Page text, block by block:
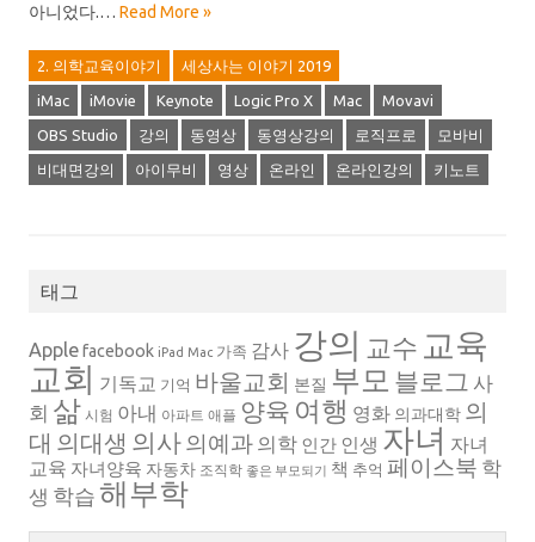
아니었다.… Read More »
2. 의학교육이야기 세상사는 이야기 2019
iMac iMovie Keynote Logic Pro X Mac Movavi
OBS Studio 강의 동영상 동영상강의 로직프로 모바비
비대면강의 아이무비 영상 온라인 온라인강의 키노트
태그
Applefacebook iPad Mac 가족 감사 강의 교수 교육
교회 기독교 기억 바울교회 본질 부모 블로그 사
회 삶 시험 아내 아파트 애플 양육 여행 영화 의과대학 의
대 의대생 의사의예과 의학 인간 인생 자녀 자녀
교육 자녀양육 자동차 조직학 좋은 부모되기 책 추억 페이스북 학
생 학습 해부학